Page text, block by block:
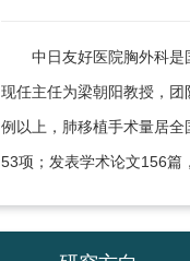
中日友好医院胸外科
现任主任为梁朝阳教授，
例以上，肺移植手术量居
53项；发表学术论文156篇